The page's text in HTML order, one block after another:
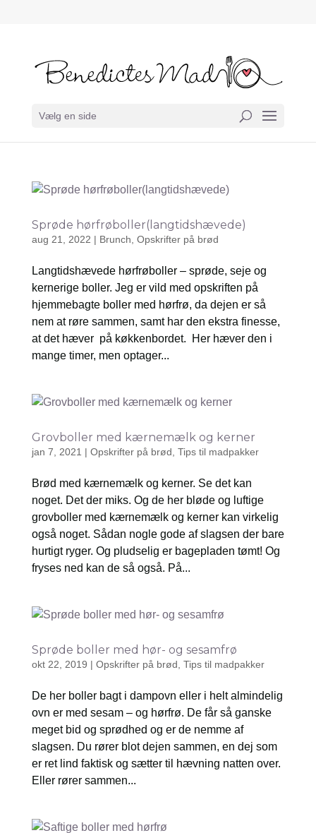
Vælg en side
Sprøde hørfrøboller(langtidshævede)
aug 21, 2022 | Brunch Opskrifter på brød
Langtidshævede hørfrøboller – sprøde, seje og
kernerige boller. Jeg er vild med opskriften på
hjemmebagte boller med hørfrø, da dejen er så
nem at røre sammen, samt har den ekstra finesse,
at det hæver på køkkenbordet. Her hæver den i
mange timer, men optager...
Grovboller med kærnemælk og kerner
jan 7, 2021 | Opskrifter på brød Tips til madpakker
Brød med kærnemælk og kerner. Se det kan
noget. Det der miks. Og de her bløde og luftige
grovboller med kærnemælk og kerner kan virkelig
også noget. Sådan nogle gode af slagsen der bare
hurtigt ryger. Og pludselig er bagepladen tømt! Og
fryses ned kan de så også. På...
Sprøde boller med hør- og sesamfrø
okt 22, 2019 | Opskrifter på brød Tips til madpakker
De her boller bagt i dampovn eller i helt almindelig
ovn er med sesam – og hørfrø. De får så ganske
meget bid og sprødhed og er de nemme af
slagsen. Du rører blot dejen sammen, en dej som
er ret lind faktisk og sætter til hævning natten over.
Eller rører sammen...